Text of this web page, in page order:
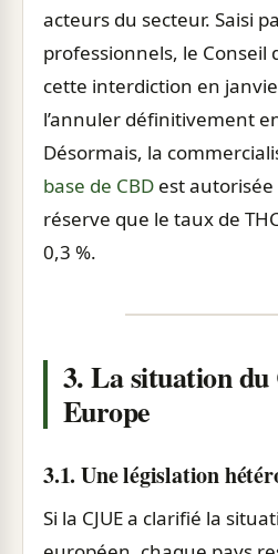
acteurs du secteur. Saisi
professionnels, le Conseil
cette interdiction en
l’annuler définitivement
Désormais, la
base de CBD est
réserve que le taux de
0,3 %.
3. La situation
Europe
3.1. Une législation
Si la CJUE a clarifié la